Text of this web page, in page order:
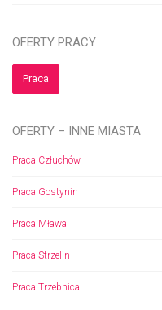
OFERTY PRACY
Praca
OFERTY – INNE MIASTA
Praca Człuchów
Praca Gostynin
Praca Mława
Praca Strzelin
Praca Trzebnica